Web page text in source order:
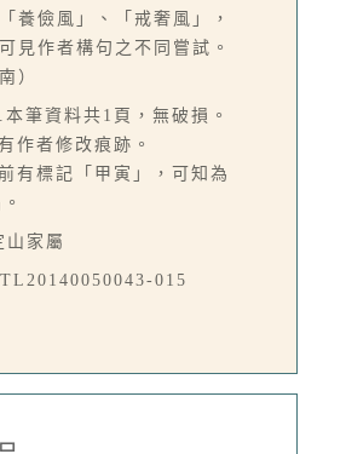
養儉風」、「戒奢風」，
見作者構句之不同嘗試。
）
本筆資料共1頁，無破損。
作者修改痕跡。
有標記「甲寅」，可知為
山家屬
015